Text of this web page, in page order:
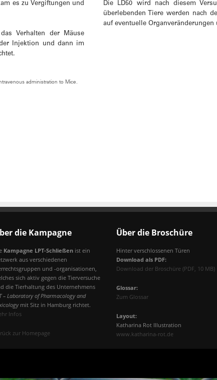
es zu Vergiftungen und
Verhalten der Mäuse
Injektion und dann im
Die LD50 wird nach diesem
überlebenden Tiere werden nach
auf eventuelle Organveränderungen
administration to Mice.
die Kampagne
Kampagne LPT-Schließen ist ein
aus verschiedenen
und -organisationen,
sich aktiv gegen die Tierversuche
die Tierhaltung des Unternehmens
– Laboratory of Pharmacology and
mit Sitz in Hamburg richtet.
Infos
zur Homepage
Über die Broschüre
Hinter verschlossenen Türen
Download als PDF:
Download der Broschüre (PDF, 10 MB)
Glossar:
Zum Glossar
Layout:
Katharina Rot Illustration
www.katharina-rot.de